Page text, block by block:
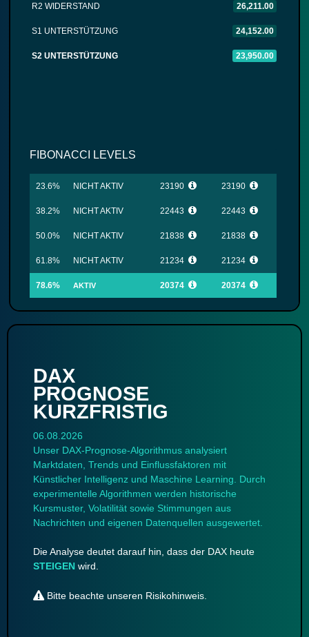
R2 WIDERSTAND 26,211.00
S1 UNTERSTÜTZUNG 24,152.00
S2 UNTERSTÜTZUNG 23,950.00
FIBONACCI LEVELS
23.6% NICHT AKTIV 23190 23190
38.2% NICHT AKTIV 22443 22443
50.0% NICHT AKTIV 21838 21838
61.8% NICHT AKTIV 21234 21234
78.6% AKTIV 20374 20374
DAX
PROGNOSE
KURZFRISTIG
06.08.2026
Unser DAX-Prognose-Algorithmus analysiert
Marktdaten, Trends und Einflussfaktoren mit
Künstlicher Intelligenz und Maschine Learning. Durch
experimentelle Algorithmen werden historische
Kursmuster, Volatilität sowie Stimmungen aus
Nachrichten und eigenen Datenquellen ausgewertet.
Die Analyse deutet darauf hin, dass der DAX heute
STEIGEN wird.
Bitte beachte unseren Risikohinweis